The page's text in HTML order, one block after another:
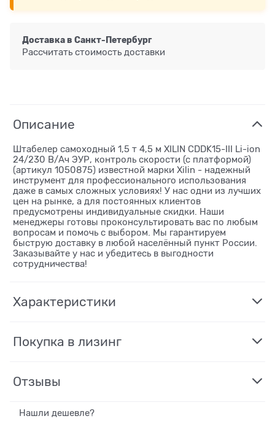
Доставка в Санкт-Петербург
Рассчитать стоимость доставки
Описание
Штабелер самоходный 1,5 т 4,5 м XILIN CDDK15-III Li-ion
24/230 В/Ач ЭУР, контроль скорости (с платформой)
(артикул 1050875) известной марки Xilin - надежный
инструмент для профессионального использования
даже в самых сложных условиях! У нас одни из лучших
цен на рынке, а для постоянных клиентов
предусмотрены индивидуальные скидки. Наши
менеджеры готовы проконсультировать вас по любым
вопросам и помочь с выбором. Мы гарантируем
быструю доставку в любой населённый пункт России.
Заказывайте у нас и убедитесь в выгодности
сотрудничества!
Характеристики
Покупка в лизинг
Отзывы
Нашли дешевле?